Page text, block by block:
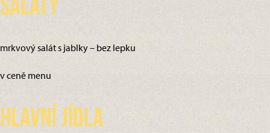
mrkvový salát s jablky – bez lepku
v ceně menu
Hlavní jídla